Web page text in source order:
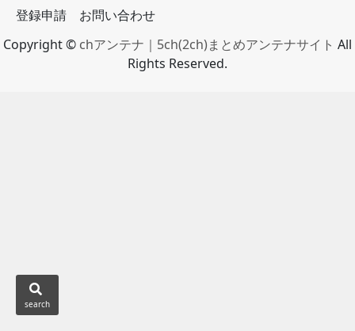
登録申請
お問い合わせ
Copyright © chアンテナ｜5ch(2ch)まとめアンテナサイト All
Rights Reserved.
search